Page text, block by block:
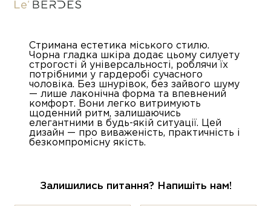
Стримана естетика міського стилю.
Чорна гладка шкіра додає цьому силуету
строгості й універсальності, роблячи їх
потрібними у гардеробі сучасного
чоловіка. Без шнурівок, без зайвого шуму
— лише лаконічна форма та впевнений
комфорт. Вони легко витримують
щоденний ритм, залишаючись
елегантними в будь-якій ситуації. Цей
дизайн — про виваженість, практичність і
безкомпромісну якість.
Залишились питання? Напишіть нам!